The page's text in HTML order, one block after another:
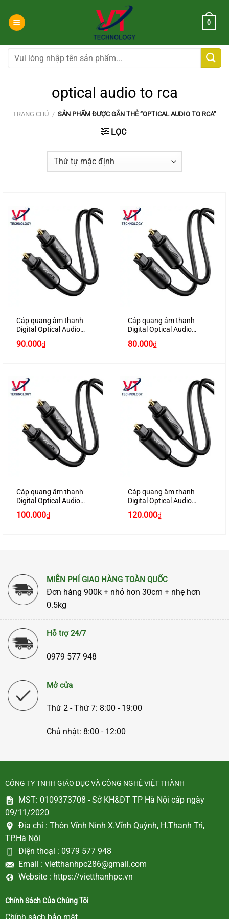
đến
dung
0
Tìm
kiếm:
optical audio to rca
TRANG CHỦ / SẢN PHẨM ĐƯỢC GẮN THẺ “OPTICAL AUDIO TO RCA”
LỌC
Cáp quang âm thanh
Digital Optical Audio
hãng Ugreen 70891 cao
90.000₫
Cáp quang âm thanh
Digital Optical Audio
Ugreen 70890 cao cấp
80.000₫
Cáp quang âm thanh
Digital Optical Audio
Ugreen 70892 cao cấp
100.000₫
Cáp quang âm thanh
Digital Optical Audio
Ugreen 70893 cao cấp
120.000₫
MIỄN PHÍ GIAO HÀNG TOÀN QUỐC
Đơn hàng 900k + nhỏ hơn 30cm + nhẹ hơn
0.5kg
Hỗ trợ 24/7
0979 577 948
Mở cửa
Thứ 2 - Thứ 7: 8:00 - 19:00
Chủ nhật: 8:00 - 12:00
CÔNG TY TNHH GIÁO DỤC VÀ CÔNG NGHỆ VIỆT THÀNH
MST: 0109373708 - Sở KH&ĐT TP Hà Nội cấp ngày
09/11/2020
Địa chỉ : Thôn Vĩnh Ninh X.Vĩnh Quỳnh, H.Thanh Trì,
TP.Hà Nội
Điện thoại : 0979 577 948
Email : vietthanhpc286@gmail.com
Website : https://vietthanhpc.vn
Chính Sách Của Chúng Tôi